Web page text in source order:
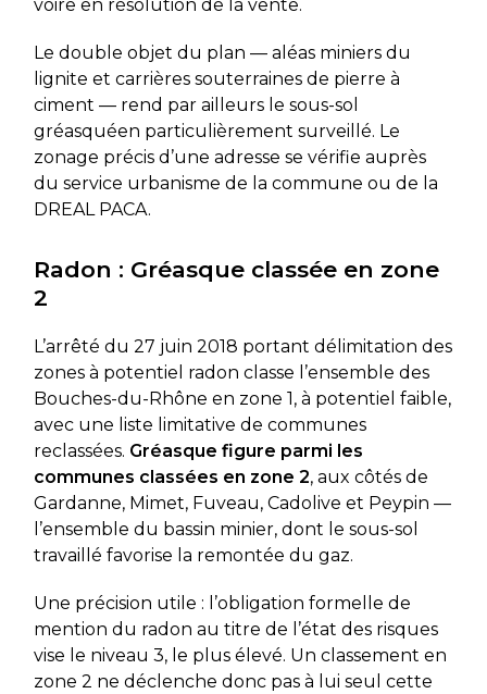
voire en résolution de la vente.
Le double objet du plan — aléas miniers du
lignite et carrières souterraines de pierre à
ciment — rend par ailleurs le sous-sol
gréasquéen particulièrement surveillé. Le
zonage précis d’une adresse se vérifie auprès
du service urbanisme de la commune ou de la
DREAL PACA.
Radon : Gréasque classée en zone
2
L’arrêté du 27 juin 2018 portant délimitation des
zones à potentiel radon classe l’ensemble des
Bouches-du-Rhône en zone 1, à potentiel faible,
avec une liste limitative de communes
reclassées. Gréasque figure parmi les
communes classées en zone 2, aux côtés de
Gardanne, Mimet, Fuveau, Cadolive et Peypin —
l’ensemble du bassin minier, dont le sous-sol
travaillé favorise la remontée du gaz.
Une précision utile : l’obligation formelle de
mention du radon au titre de l’état des risques
vise le niveau 3, le plus élevé. Un classement en
zone 2 ne déclenche donc pas à lui seul cette